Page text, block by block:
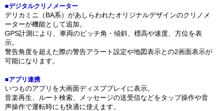
■デジタルクリノメーター
デリカミニ（BA系）があしらわれたオリジナルデザインのクリノメ
ーターが機能として追加。
GPS計測により、車両のピッチ角・傾斜、標高や速度、方位を表
示。
警告角度を超えた際の警告アラート設定や地図表示との2画面表示が
可能になります。
■アプリ連携
いつものアプリを大画面ディスププレイに表示。
音楽再生、ルート検索、メッセージの送受信などをタップ操作や音
声操作で運転時にも快適に使えます。